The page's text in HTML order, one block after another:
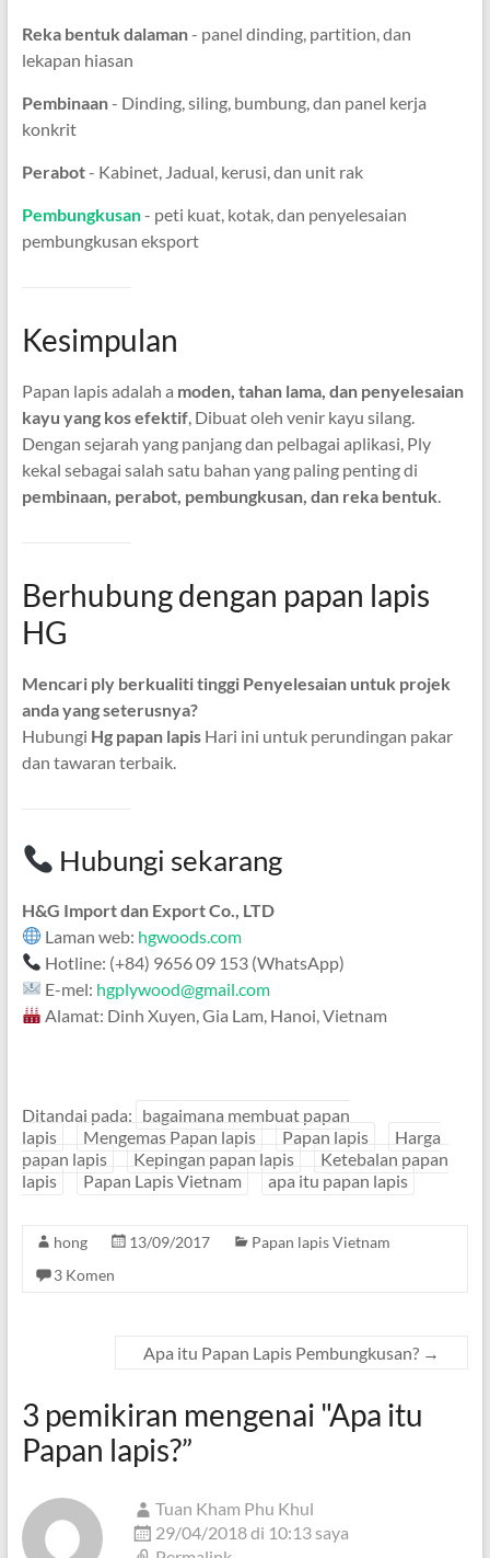
Reka bentuk dalaman- panel dinding, partition, dan
lekapan hiasan
Pembinaan- Dinding, siling, bumbung, dan panel kerja
konkrit
Perabot- Kabinet, Jadual, kerusi, dan unit rak
Pembungkusan- peti kuat, kotak, dan penyelesaian
pembungkusan eksport
Kesimpulan
Papan lapis adalah a moden, tahan lama, dan penyelesaian
kayu yang kos efektif, Dibuat oleh venir kayu silang.
Dengan sejarah yang panjang dan pelbagai aplikasi, Ply
kekal sebagai salah satu bahan yang paling penting di
pembinaan, perabot, pembungkusan, dan reka bentuk
Berhubung dengan papan lapis
HG
Mencari ply berkualiti tinggi Penyelesaian untuk projek
anda yang seterusnya?
Hubungi Hg papan lapisHari ini untuk perundingan pakar
dan tawaran terbaik.
Hubungi sekarang
H&G Import dan Export Co., LTD
Laman web: hgwoods.com
Hotline: (+84) 9656 09 153 (WhatsApp)
E-mel: hgplywood@gmail.com
Alamat: Dinh Xuyen, Gia Lam, Hanoi, Vietnam
Ditandai pada: bagaimana membuat papan
lapis
Mengemas Papan lapis Papan lapis
Harga
papan lapis
Kepingan papan lapis
Ketebalan papan
lapis
Papan Lapis Vietnam apa itu papan lapis
hong 13/09/2017
Papan lapis Vietnam
3 Komen
Apa itu Papan Lapis Pembungkusan? →
3 pemikiran mengenai "Apa itu
Papan lapis?”
Tuan Kham Phu Khul
29/04/2018 di 10:13 saya